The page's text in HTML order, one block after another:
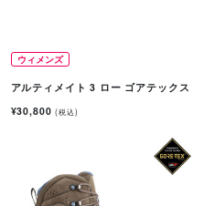
ウィメンズ
アルティメイト 3 ロー ゴアテックス
¥30,800(税込)